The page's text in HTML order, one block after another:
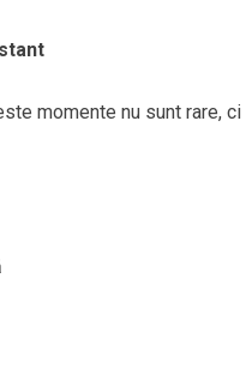
momente nu sunt rare, ci